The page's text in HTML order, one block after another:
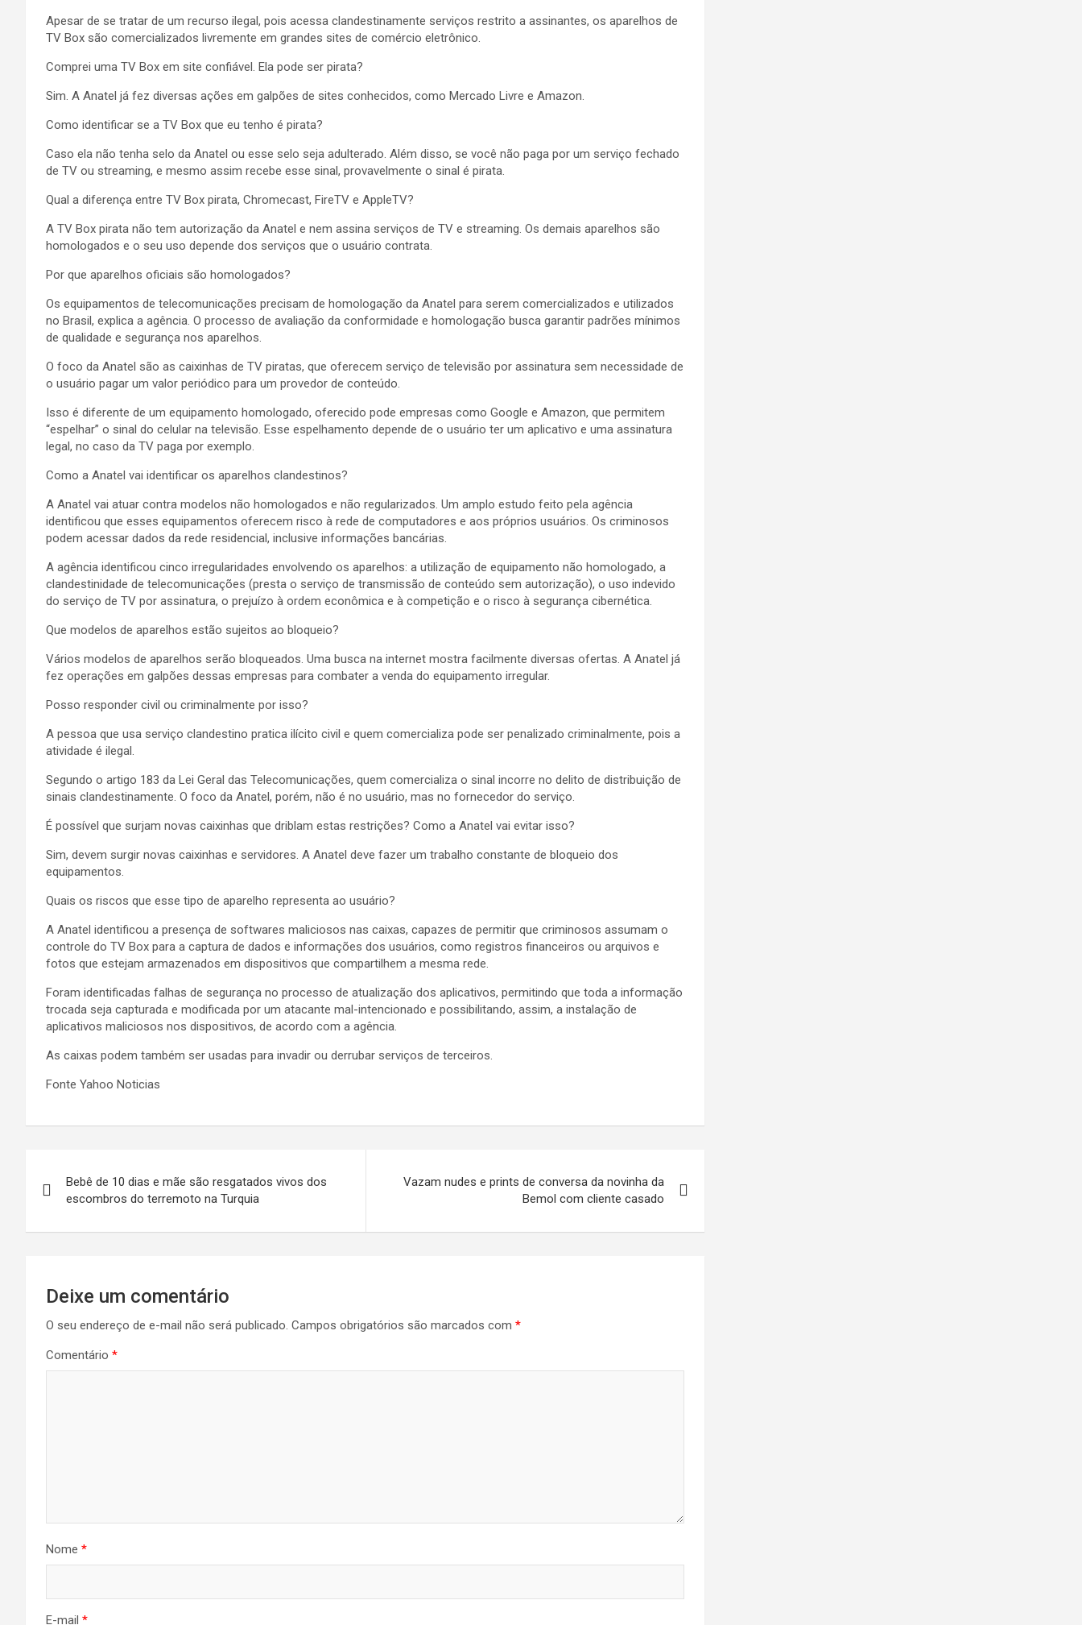
Apesar de se tratar de um recurso ilegal, pois acessa clandestinamente serviços restrito a assinantes, os aparelhos de
TV Box são comercializados livremente em grandes sites de comércio eletrônico.
Comprei uma TV Box em site confiável. Ela pode ser pirata?
Sim. A Anatel já fez diversas ações em galpões de sites conhecidos, como Mercado Livre e Amazon.
Como identificar se a TV Box que eu tenho é pirata?
Caso ela não tenha selo da Anatel ou esse selo seja adulterado. Além disso, se você não paga por um serviço fechado
de TV ou streaming, e mesmo assim recebe esse sinal, provavelmente o sinal é pirata.
Qual a diferença entre TV Box pirata, Chromecast, FireTV e AppleTV?
A TV Box pirata não tem autorização da Anatel e nem assina serviços de TV e streaming. Os demais aparelhos são
homologados e o seu uso depende dos serviços que o usuário contrata.
Por que aparelhos oficiais são homologados?
Os equipamentos de telecomunicações precisam de homologação da Anatel para serem comercializados e utilizados
no Brasil, explica a agência. O processo de avaliação da conformidade e homologação busca garantir padrões mínimos
de qualidade e segurança nos aparelhos.
O foco da Anatel são as caixinhas de TV piratas, que oferecem serviço de televisão por assinatura sem necessidade de
o usuário pagar um valor periódico para um provedor de conteúdo.
Isso é diferente de um equipamento homologado, oferecido pode empresas como Google e Amazon, que permitem
“espelhar” o sinal do celular na televisão. Esse espelhamento depende de o usuário ter um aplicativo e uma assinatura
legal, no caso da TV paga por exemplo.
Como a Anatel vai identificar os aparelhos clandestinos?
A Anatel vai atuar contra modelos não homologados e não regularizados. Um amplo estudo feito pela agência
identificou que esses equipamentos oferecem risco à rede de computadores e aos próprios usuários. Os criminosos
podem acessar dados da rede residencial, inclusive informações bancárias.
A agência identificou cinco irregularidades envolvendo os aparelhos: a utilização de equipamento não homologado, a
clandestinidade de telecomunicações (presta o serviço de transmissão de conteúdo sem autorização), o uso indevido
do serviço de TV por assinatura, o prejuízo à ordem econômica e à competição e o risco à segurança cibernética.
Que modelos de aparelhos estão sujeitos ao bloqueio?
Vários modelos de aparelhos serão bloqueados. Uma busca na internet mostra facilmente diversas ofertas. A Anatel já
fez operações em galpões dessas empresas para combater a venda do equipamento irregular.
Posso responder civil ou criminalmente por isso?
A pessoa que usa serviço clandestino pratica ilícito civil e quem comercializa pode ser penalizado criminalmente, pois a
atividade é ilegal.
Segundo o artigo 183 da Lei Geral das Telecomunicações, quem comercializa o sinal incorre no delito de distribuição de
sinais clandestinamente. O foco da Anatel, porém, não é no usuário, mas no fornecedor do serviço.
É possível que surjam novas caixinhas que driblam estas restrições? Como a Anatel vai evitar isso?
Sim, devem surgir novas caixinhas e servidores. A Anatel deve fazer um trabalho constante de bloqueio dos
equipamentos.
Quais os riscos que esse tipo de aparelho representa ao usuário?
A Anatel identificou a presença de softwares maliciosos nas caixas, capazes de permitir que criminosos assumam o
controle do TV Box para a captura de dados e informações dos usuários, como registros financeiros ou arquivos e
fotos que estejam armazenados em dispositivos que compartilhem a mesma rede.
Foram identificadas falhas de segurança no processo de atualização dos aplicativos, permitindo que toda a informação
trocada seja capturada e modificada por um atacante mal-intencionado e possibilitando, assim, a instalação de
aplicativos maliciosos nos dispositivos, de acordo com a agência.
As caixas podem também ser usadas para invadir ou derrubar serviços de terceiros.
Fonte Yahoo Noticias
de
Post
Bebê de 10 dias e mãe são resgatados vivos dos
escombros do terremoto na Turquia
Vazam nudes e prints de conversa da novinha da
Bemol com cliente casado
Deixe um comentário
O seu endereço de e-mail não será publicado. Campos obrigatórios são marcados com *
Comentário *
Nome *
E-mail *